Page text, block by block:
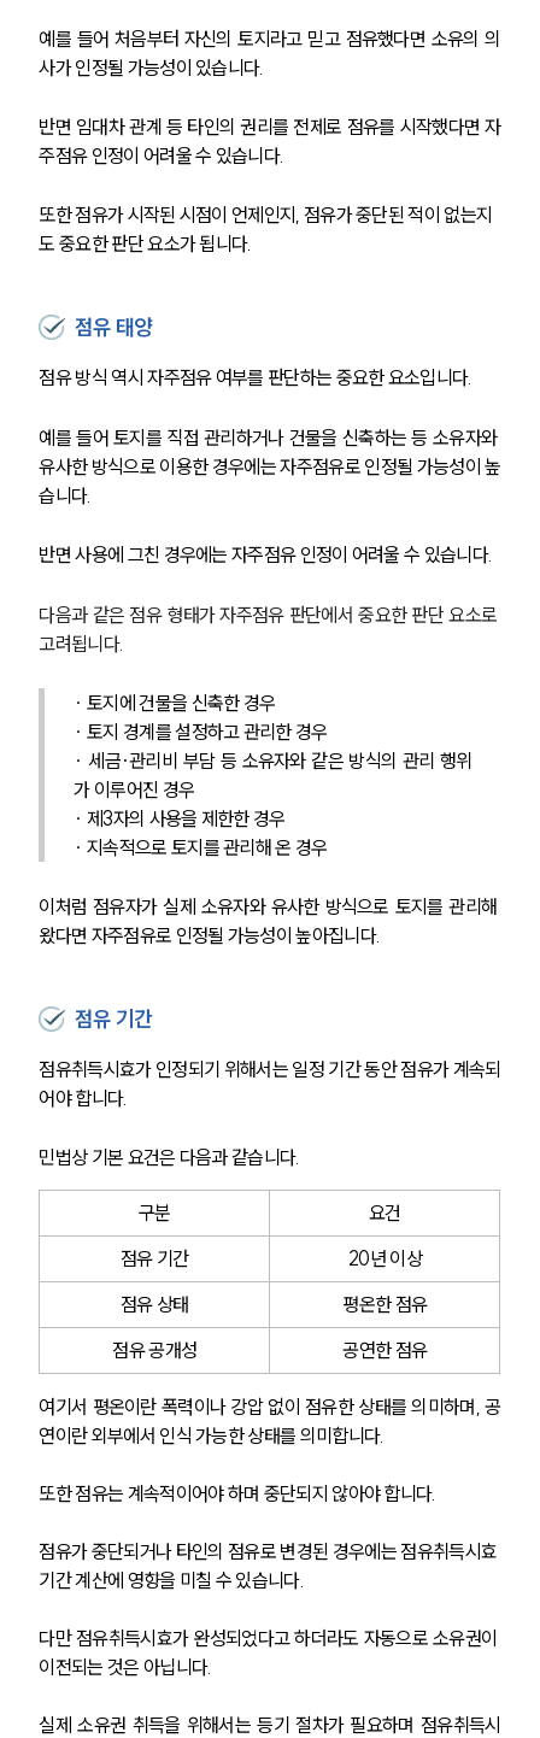
주요 업무사례
사례분석/최신동향
법률정보
고객후기
업무분야
건설부 업무
소식/자료
공지사항
법률서식
뉴스레터/브로슈어
대륜법률상담예약
대륜법률상담예약
예를 들어 처음부터 자신의 토지라고 믿고 점유했다면 소유의 의
사가 인정될 가능성이 있습니다.
반면 임대차 관계 등 타인의 권리를 전제로 점유를 시작했다면 자
주점유 인정이 어려울 수 있습니다.
또한 점유가 시작된 시점이 언제인지, 점유가 중단된 적이 없는지
도 중요한 판단 요소가 됩니다.
점유 태양
점유 방식 역시 자주점유 여부를 판단하는 중요한 요소입니다.
예를 들어 토지를 직접 관리하거나 건물을 신축하는 등 소유자와
유사한 방식으로 이용한 경우에는 자주점유로 인정될 가능성이 높
습니다.
반면 사용에 그친 경우에는 자주점유 인정이 어려울 수 있습니다.
다음과 같은 점유 형태가 자주점유 판단에서 중요한 판단 요소로
고려됩니다.
∙ 토지에 건물을 신축한 경우
∙ 토지 경계를 설정하고 관리한 경우
∙ 세금·관리비 부담 등 소유자와 같은 방식의 관리 행위
가 이루어진 경우
∙ 제3자의 사용을 제한한 경우
∙ 지속적으로 토지를 관리해 온 경우
이처럼 점유자가 실제 소유자와 유사한 방식으로 토지를 관리해
왔다면 자주점유로 인정될 가능성이 높아집니다.
점유 기간
점유취득시효가 인정되기 위해서는 일정 기간 동안 점유가 계속되
어야 합니다.
민법상 기본 요건은 다음과 같습니다.
구분
요건
점유 기간
20년 이상
점유 상태
평온한 점유
점유 공개성
공연한 점유
여기서 평온이란 폭력이나 강압 없이 점유한 상태를 의미하며, 공
연이란 외부에서 인식 가능한 상태를 의미합니다.
또한 점유는 계속적이어야 하며 중단되지 않아야 합니다.
점유가 중단되거나 타인의 점유로 변경된 경우에는 점유취득시효
기간 계산에 영향을 미칠 수 있습니다.
다만 점유취득시효가 완성되었다고 하더라도 자동으로 소유권이
이전되는 것은 아닙니다.
실제 소유권 취득을 위해서는 등기 절차가 필요하며 점유취득시